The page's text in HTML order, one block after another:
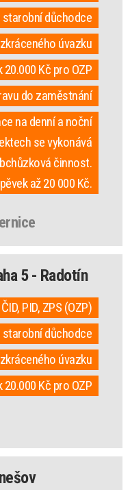
důchodce
úvazku
Kč pro OZP
do zaměstnání
na denní a noční
se vykonává
činnost.
až 20 000 Kč.
5 - Radotín
PID, ZPS (OZP)
důchodce
úvazku
Kč pro OZP